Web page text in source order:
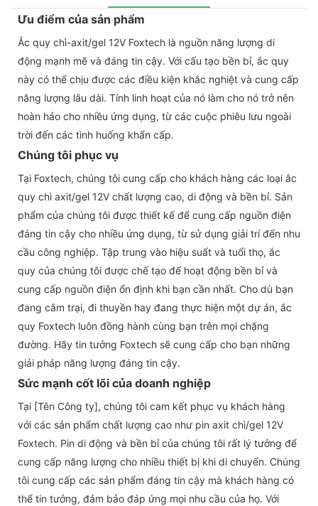
Ưu điểm của sản phẩm
Ắc quy chì-axit/gel 12V Foxtech là nguồn năng lượng di
động mạnh mẽ và đáng tin cậy. Với cấu tạo bền bỉ, ắc quy
này có thể chịu được các điều kiện khắc nghiệt và cung cấp
năng lượng lâu dài. Tính linh hoạt của nó làm cho nó trở nên
hoàn hảo cho nhiều ứng dụng, từ các cuộc phiêu lưu ngoài
trời đến các tình huống khẩn cấp.
Chúng tôi phục vụ
Tại Foxtech, chúng tôi cung cấp cho khách hàng các loại ắc
quy chì axit/gel 12V chất lượng cao, di động và bền bỉ. Sản
phẩm của chúng tôi được thiết kế để cung cấp nguồn điện
đáng tin cậy cho nhiều ứng dụng, từ sử dụng giải trí đến nhu
cầu công nghiệp. Tập trung vào hiệu suất và tuổi thọ, ắc
quy của chúng tôi được chế tạo để hoạt động bền bỉ và
cung cấp nguồn điện ổn định khi bạn cần nhất. Cho dù bạn
đang cắm trại, đi thuyền hay đang thực hiện một dự án, ắc
quy Foxtech luôn đồng hành cùng bạn trên mọi chặng
đường. Hãy tin tưởng Foxtech sẽ cung cấp cho bạn những
giải pháp năng lượng đáng tin cậy.
Sức mạnh cốt lõi của doanh nghiệp
Tại [Tên Công ty], chúng tôi cam kết phục vụ khách hàng
với các sản phẩm chất lượng cao như pin axit chì/gel 12V
Foxtech. Pin di động và bền bỉ của chúng tôi rất lý tưởng để
cung cấp năng lượng cho nhiều thiết bị khi di chuyển. Chúng
tôi cung cấp các sản phẩm đáng tin cậy mà khách hàng có
thể tin tưởng, đảm bảo đáp ứng mọi nhu cầu của họ. Với